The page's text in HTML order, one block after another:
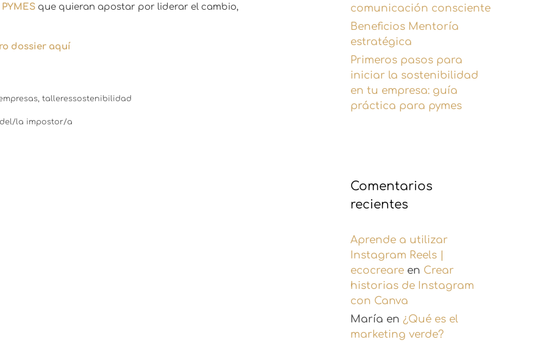
que quieran apostar por liderar el cambio,
dossier aquí
,talleressostenibilidad
del/la impostor/a
comunicación consciente
Beneficios Mentoría
estratégica
Primeros pasos para
iniciar la sostenibilidad
en tu empresa: guía
práctica para pymes
Comentarios
recientes
Aprende a utilizar
Instagram Reels |
ecocreare en Crear
historias de Instagram
con Canva
María en¿Qué es el
marketing verde?